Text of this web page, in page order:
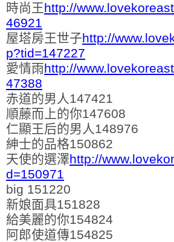
時尚王http://
46921
屋塔房王世子http://
p?tid=147227
愛情雨http://
47388
赤道的男人147421
順藤而上的你147608
仁顯王后的男人148976
紳士的品格150862
天使的選澤http://
d=150971
big 151220
新娘面具151828
給美麗的你154824
阿郎使道傳154825